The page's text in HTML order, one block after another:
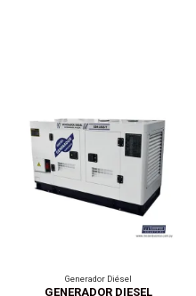
Generador Diésel
GENERADOR DIESEL